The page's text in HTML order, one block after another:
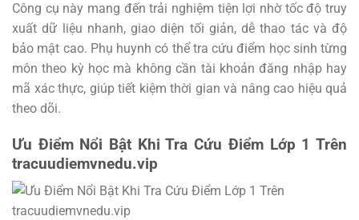
Công cụ này mang đến trải nghiệm tiện lợi nhờ tốc độ truy
xuất dữ liệu nhanh, giao diện tối giản, dễ thao tác và độ
bảo mật cao. Phụ huynh có thể tra cứu điểm học sinh từng
môn theo kỳ học mà không cần tài khoản đăng nhập hay
mã xác thực, giúp tiết kiệm thời gian và nâng cao hiệu quả
theo dõi.
Ưu Điểm Nổi Bật Khi Tra Cứu Điểm Lớp 1 Trên
tracuudiemvnedu.vip